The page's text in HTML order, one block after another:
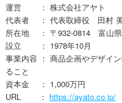
運営 ： 株式会社アヤト
代表者 ： 代表取締役 田村
所在地 ： 〒932-0814 富山県
設立 ： 1978年10月
事業内容 ： 商品企画やデザイ
ること
資本金 ： 1,000万円
URL ： https://ayato.co.jp/